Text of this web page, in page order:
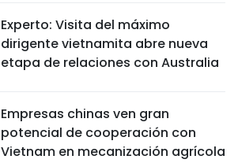
Experto: Visita del máximo
dirigente vietnamita abre nueva
etapa de relaciones con Australia
Empresas chinas ven gran
potencial de cooperación con
Vietnam en mecanización agrícola